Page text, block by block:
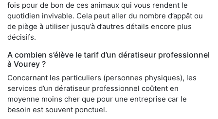
fois pour de bon de ces animaux qui vous rendent le
quotidien invivable. Cela peut aller du nombre d’appât ou
de piège à utiliser jusqu’à d’autres détails encore plus
décisifs.
A combien s’élève le tarif d’un dératiseur professionnel
à Vourey ?
Concernant les particuliers (personnes physiques), les
services d’un dératiseur professionnel coûtent en
moyenne moins cher que pour une entreprise car le
besoin est souvent ponctuel.